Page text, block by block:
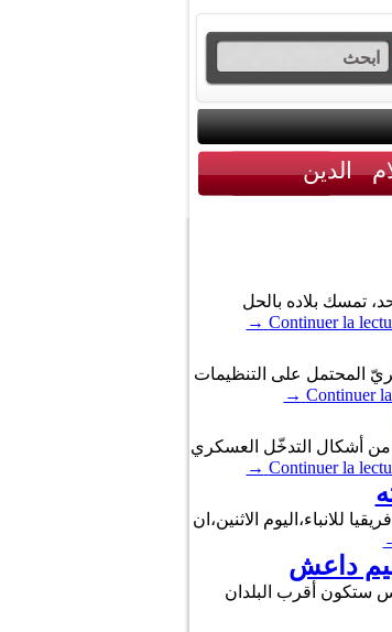
الدين
تمسك بلاده بالحل
Continuer la
→
المحتمل على التنظيمات
Continuer
→
من أشكال التدخّل العسكري
Continuer la
→
الاثنين،ان
داعش
ستكون أقرب البلدان